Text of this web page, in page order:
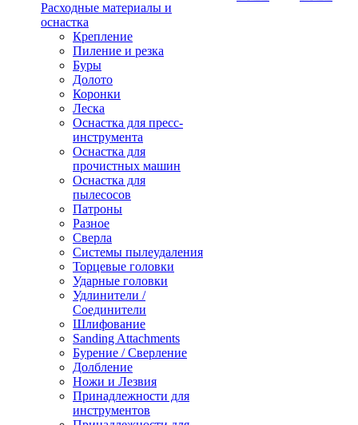
Расходные материалы и
оснастка
Крепление
Пиление и резка
Буры
Долото
Коронки
Леска
Оснастка для пресс-
инструмента
Оснастка для
прочистных машин
Оснастка для
пылесосов
Патроны
Разное
Сверла
Системы пылеудаления
Торцевые головки
Ударные головки
Удлинители /
Соединители
Шлифование
Sanding Attachments
Бурение / Сверление
Долбление
Ножи и Лезвия
Принадлежности для
инструментов